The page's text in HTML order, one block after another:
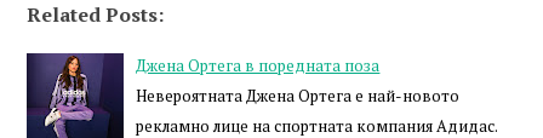
Related Posts:
Джена Ортега в поредната поза
Невероятната Джена Ортега е най-новото
рекламно лице на спортната компания Адидас.